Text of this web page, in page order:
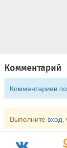
Комментарий
Комментариев
Выполните вход,